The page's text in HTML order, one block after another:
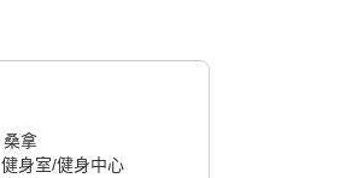
桑拿
健身室/健身中心